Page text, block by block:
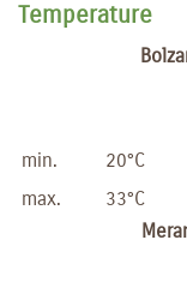
Temperature
min.
max.
20°C
33°C